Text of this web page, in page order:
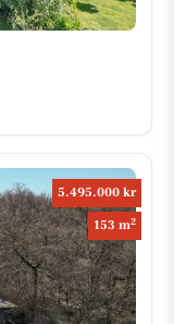
5.495.000 kr
153 m2